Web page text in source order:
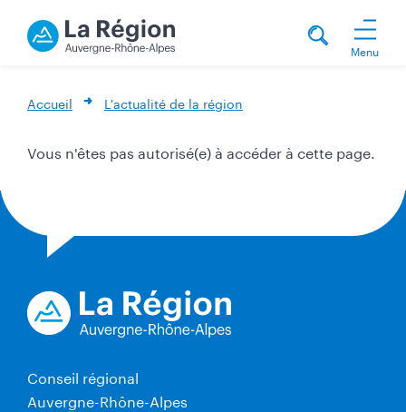
Menu
Accueil L'actualité de la région
Vous n'êtes pas autorisé(e) à accéder à cette page.
Conseil régional
Auvergne-Rhône-Alpes